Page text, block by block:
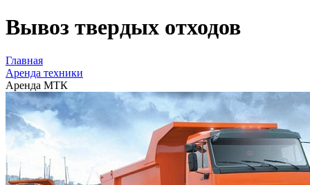
Вывоз твердых отходов
Главная
Аренда техники
Аренда МТК